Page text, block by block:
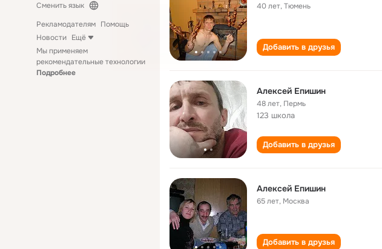
Сменить язык
Рекламодателям Помощь
Новости Ещё
Мы применяем
рекомендательные технологии
Подробнее
40 лет,Тюмень
Добавить в друзья
Алексей Епишин
48 лет, Пермь
123 школа
Добавить в друзья
Алексей Епишин
65 лет, Москва
Добавить в друзья